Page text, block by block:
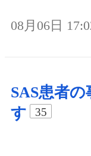
08月06日
SAS患者
す
35